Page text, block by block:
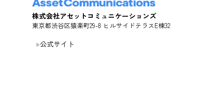
株式会社アセットコミュニケーションズ
東京都渋谷区猿楽町29-8 ヒルサイドテラスE棟32
公式サイト